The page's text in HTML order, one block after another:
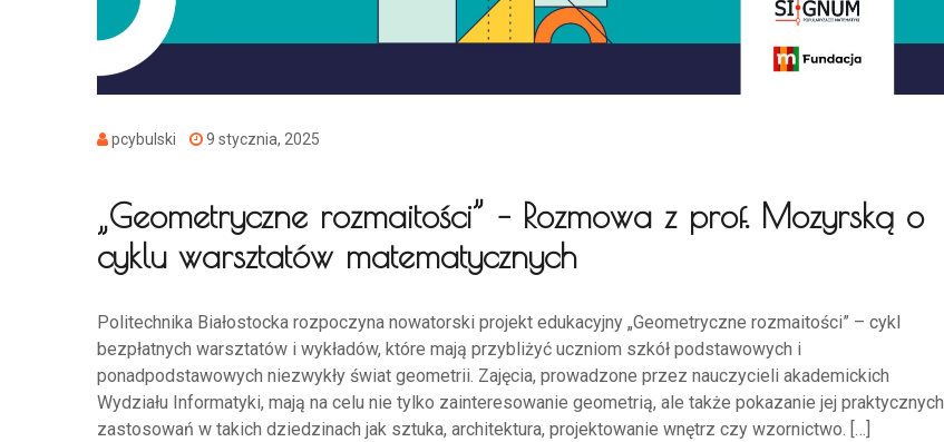
pcybulski 9 stycznia, 2025
„Geometryczne rozmaitości” – Rozmowa z prof. Mozyrską o
cyklu warsztatów matematycznych
Politechnika Białostocka rozpoczyna nowatorski projekt edukacyjny „Geometryczne rozmaitości” – cykl
bezpłatnych warsztatów i wykładów, które mają przybliżyć uczniom szkół podstawowych i
ponadpodstawowych niezwykły świat geometrii. Zajęcia, prowadzone przez nauczycieli akademickich
Wydziału Informatyki, mają na celu nie tylko zainteresowanie geometrią, ale także pokazanie jej praktycznych
zastosowań w takich dziedzinach jak sztuka, architektura, projektowanie wnętrz czy wzornictwo. […]